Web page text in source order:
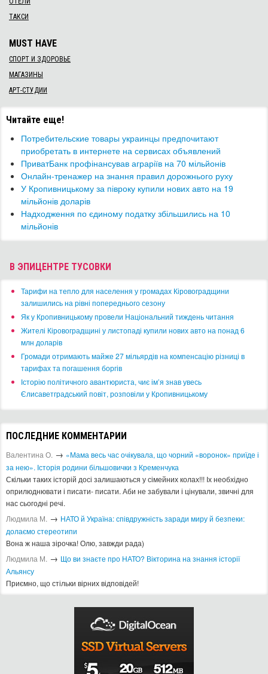
ТАКСИ
MUST HAVE
СПОРТ И ЗДОРОВЬЕ
МАГАЗИНЫ
АРТ-СТУДИИ
Читайте еще!
Потребительские товары украинцы предпочитают
приобретать в интернете на сервисах объявлений
ПриватБанк профінансував аграріїв на 70 мільйонів
Онлайн-тренажер на знання правил дорожнього руху
​У Кропивницькому за півроку купили нових авто на 19
мільйонів доларів
Надходження по єдиному податку збільшились на 10
мільйонів
В ЭПИЦЕНТРЕ ТУСОВКИ
​Тарифи на тепло для населення у громадах Кіровоградщини
залишились на рівні попереднього сезону
​Як у Кропивницькому провели Національний тиждень читання
​Жителі Кіровоградщині у листопаді купили нових авто на понад 6
млн доларів
​Громади отримають майже 27 мільярдів на компенсацію різниці в
тарифах та погашення боргів
Історію політичного авантюриста, чиє ім’я знав увесь
Єлисаветградський повіт, розповіли у Кропивницькому
ПОСЛЕДНИЕ КОММЕНТАРИИ
Валентина О. → «Мама весь час очікувала, що чорний «воронок» приїде і
за нею». Історія родини більшовички з Кременчука
Скільки таких історій досі залишаються у сімейних колах!!! Іх необхідно
оприлюднювати і писати- писати. Аби не забували і цінували, звичні для
нас сьогодні речі.
Людмила М. → ​НАТО й Україна: співдружність заради миру й безпеки:
долаємо стереотипи
Вона ж наша зірочка! Олю, завжди рада)
Людмила М. → Що ви знаєте про НАТО? Вікторина на знання історії
Альянсу ​
Приємно, що стільки вірних відповідей!